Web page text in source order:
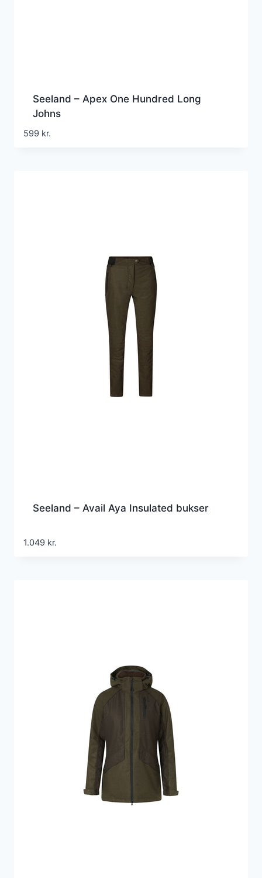
Seeland – Apex One Hundred Long
Johns
599 kr.
Seeland – Avail Aya Insulated bukser
1.049 kr.